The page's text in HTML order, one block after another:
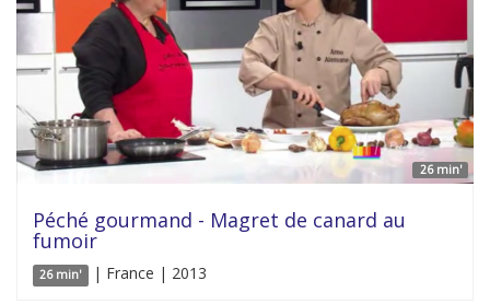
26 min'
Péché gourmand - Magret de canard au
fumoir
26 min' | France | 2013